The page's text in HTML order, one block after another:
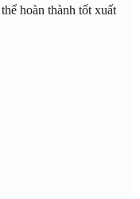
hoàn thành tốt xuất